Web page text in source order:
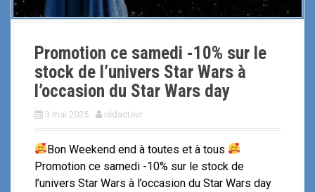
Promotion ce samedi -10% sur le
stock de l’univers Star Wars à
l’occasion du Star Wars day
3 mai 2025 rédacteur
Bon Weekend end à toutes et à tous
Promotion ce samedi -10% sur le stock de
l’univers Star Wars à l’occasion du Star Wars day